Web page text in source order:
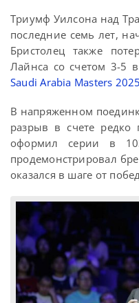
Триумф Уилсона над
последние семь лет,
Бристолец также
Лайнса со счетом 3-5
Saudi Arabia Masters 2025
В напряженном
разрыв в счете
оформил серии в
продемонстрировал
оказался в шаге от